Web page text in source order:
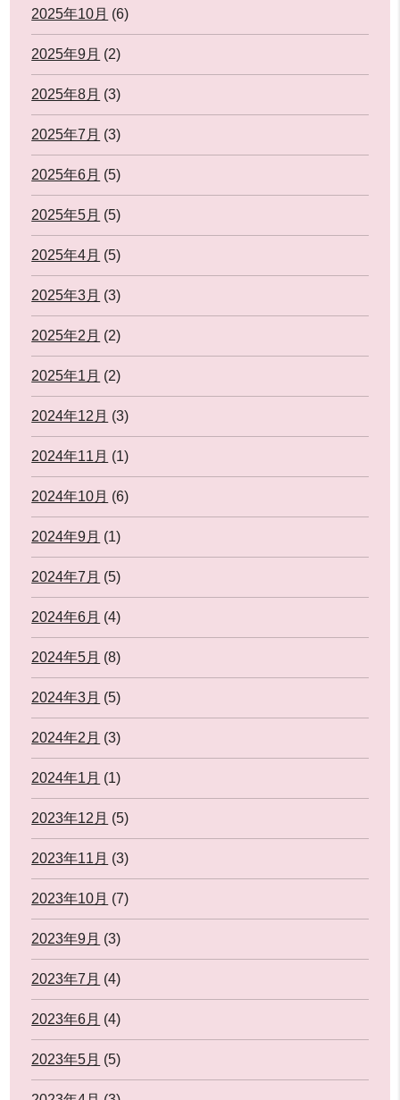
2025年10月 (6)
2025年9月 (2)
2025年8月 (3)
2025年7月 (3)
2025年6月 (5)
2025年5月 (5)
2025年4月 (5)
2025年3月 (3)
2025年2月 (2)
2025年1月 (2)
2024年12月 (3)
2024年11月 (1)
2024年10月 (6)
2024年9月 (1)
2024年7月 (5)
2024年6月 (4)
2024年5月 (8)
2024年3月 (5)
2024年2月 (3)
2024年1月 (1)
2023年12月 (5)
2023年11月 (3)
2023年10月 (7)
2023年9月 (3)
2023年7月 (4)
2023年6月 (4)
2023年5月 (5)